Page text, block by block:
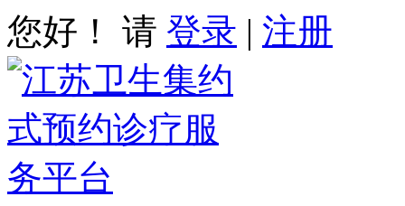
您好！ 请 登录 | 注册